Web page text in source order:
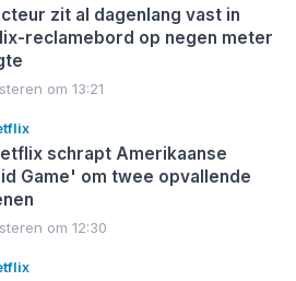
zit al dagenlang vast in
reclamebord op negen meter
om 13:21
schrapt Amerikaanse
Game' om twee opvallende
om 12:30